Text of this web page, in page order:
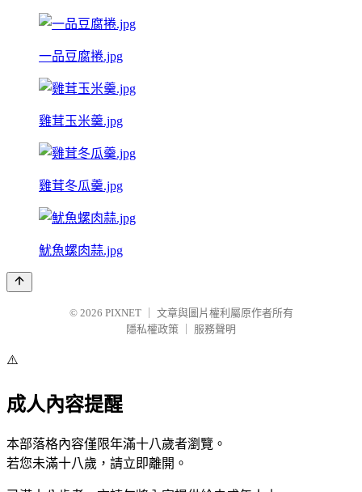
一品豆腐捲.jpg
雞茸玉米羹.jpg
雞茸冬瓜羹.jpg
魷魚螺肉蒜.jpg
© 2026 PIXNET
文章與圖片權利屬原作者所有
隱私權政策
服務聲明
⚠️
成人內容提醒
本部落格內容僅限年滿十八歲者瀏覽。
若您未滿十八歲，請立即離開。